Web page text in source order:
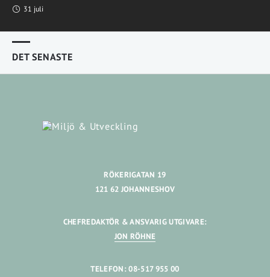
31 juli
DET SENASTE
RÖKERIGATAN 19
121 62 JOHANNESHOV
CHEFREDAKTÖR & ANSVARIG UTGIVARE:
JON RÖHNE
TELEFON: 08-517 955 00